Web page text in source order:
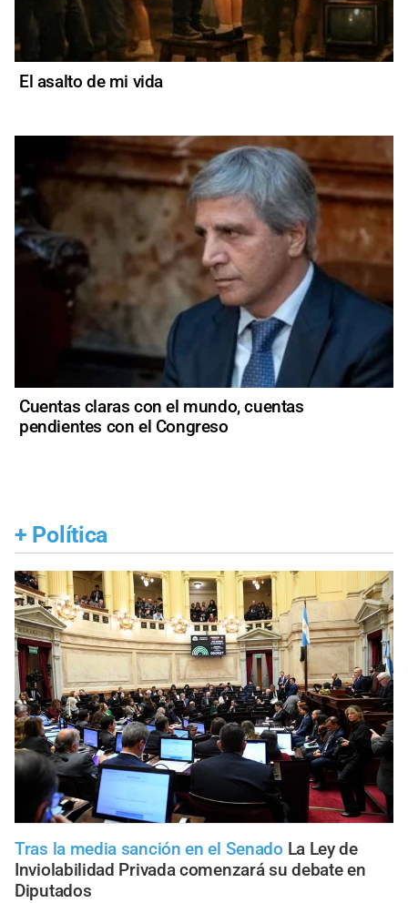
El asalto de mi vida
Cuentas claras con el mundo, cuentas
pendientes con el Congreso
+ Política
Tras la media sanción en el Senado La Ley de
Inviolabilidad Privada comenzará su debate en
Diputados